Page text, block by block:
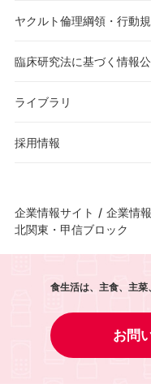
ヤクルト倫理綱領・行動
臨床研究法に基づく情報
ライブラリ
採用情報
企業情報サイト / 企業情報
北関東・甲信ブロック
食生活は、主食、主菜
お問